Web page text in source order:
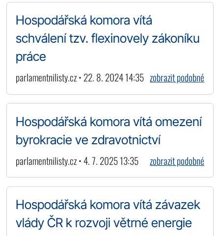
Hospodářská komora vítá
schválení tzv. flexinovely zákoníku
práce
parlamentnilisty.cz • 22. 8. 2024 14:35 zobrazit podobné
Hospodářská komora vítá omezení
byrokracie ve zdravotnictví
parlamentnilisty.cz • 4. 7. 2025 13:35 zobrazit podobné
Hospodářská komora vítá závazek
vlády ČR k rozvoji větrné energie